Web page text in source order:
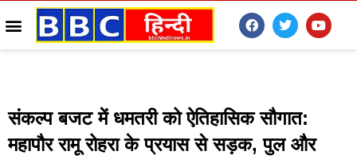
संकल्प बजट में धमतरी को ऐतिहासिक सौगात:
महापौर रामू रोहरा के प्रयास से सड़क, पुल और